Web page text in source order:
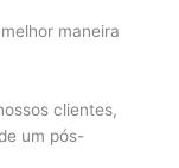
maneira
clientes,
um pós-